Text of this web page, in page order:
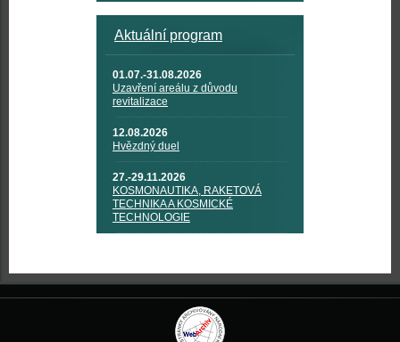
Aktuální program
01.07.-31.08.2026
Uzavření areálu z důvodu
revitalizace
12.08.2026
Hvězdný duel
27.-29.11.2026
KOSMONAUTIKA, RAKETOVÁ
TECHNIKA A KOSMICKÉ
TECHNOLOGIE